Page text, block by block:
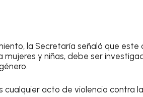
la Secretaría señaló que
mujeres y niñas, debe ser
cualquier acto de violencia contra